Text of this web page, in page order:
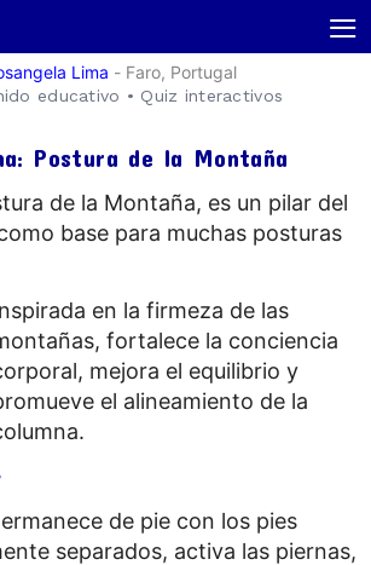
≡
Lima - Faro, Portugal
educativo • Quiz interactivos
Postura de la Montaña
de la Montaña, es un pilar del
base para muchas posturas
en la firmeza de las
fortalece la conciencia
mejora el equilibrio y
el alineamiento de la
de pie con los pies
separados, activa las piernas,